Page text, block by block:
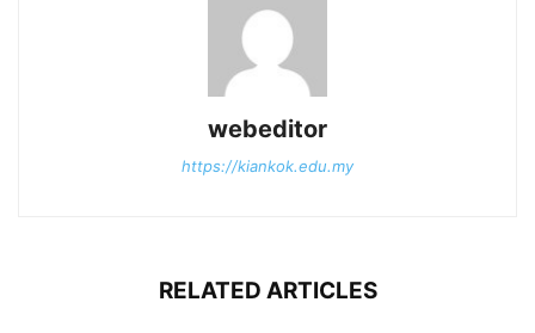
webeditor
https://kiankok.edu.my
RELATED ARTICLES